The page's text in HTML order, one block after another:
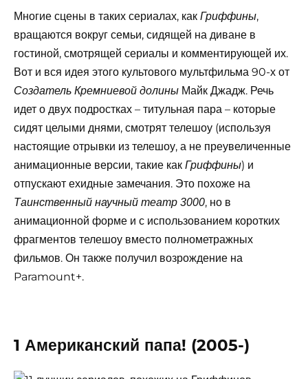
Многие сцены в таких сериалах, как Гриффины,
вращаются вокруг семьи, сидящей на диване в
гостиной, смотрящей сериалы и комментирующей их.
Вот и вся идея этого культового мультфильма 90-х от
Создатель Кремниевой долины Майк Джадж. Речь
идет о двух подростках – титульная пара – которые
сидят целыми днями, смотрят телешоу (используя
настоящие отрывки из телешоу, а не преувеличенные
анимационные версии, такие как Гриффины) и
отпускают ехидные замечания. Это похоже на
Таинственный научный театр 3000, но в
анимационной форме и с использованием коротких
фрагментов телешоу вместо полнометражных
фильмов. Он также получил возрождение на
Paramount+.
1 Американский папа! (2005-)